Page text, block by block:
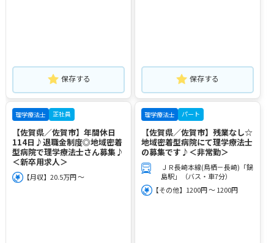
保存する 保存する
理学療法士 正社員
【佐賀県／佐賀市】年間休日
114日♪退職金制度◎地域密着
型病院で理学療法士さん募集♪
＜新卒用求人＞
【月収】20.5万円 ～
理学療法士 パート
【佐賀県／佐賀市】残業なし☆
地域密着型病院にて理学療法士
の募集です♪＜非常勤＞
ＪＲ長崎本線(鳥栖－長崎)「鍋
島駅」（バス・車7分）
【その他】1200円 ～ 1200円